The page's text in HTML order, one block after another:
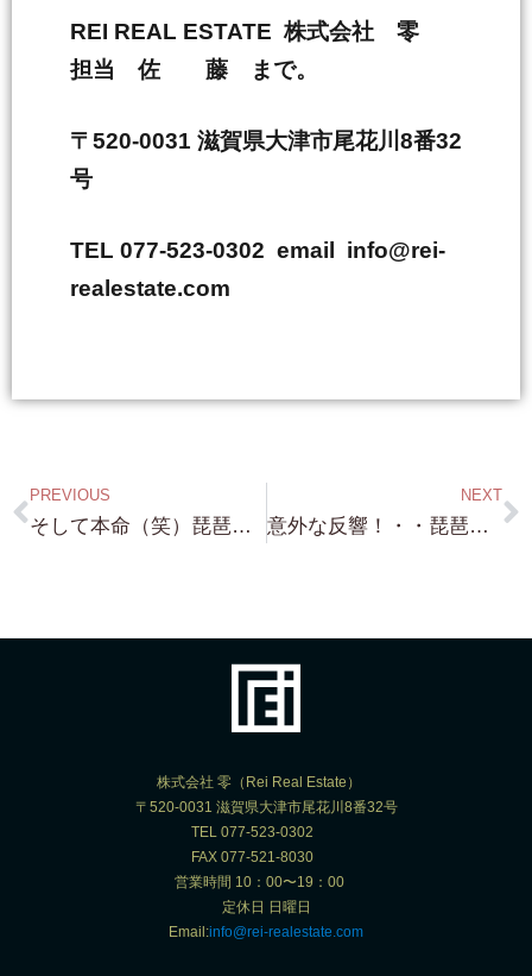
REI REAL ESTATE 株式会社 零
担当 佐 藤 まで。
〒520-0031 滋賀県大津市尾花川8番32
号
TEL 077-523-0302 email info@rei-
realestate.com
PREVIOUS
そして本命（笑）琵琶湖浜付き物件 松の浦水泳場近く 約700坪 更地です！勿論 建物建設可能！
NEXT
意外な反響！・・琵琶湖砂浜徒歩１分！ ジェットスキーや小型ボート置き場に最適な土地 約124坪 家を建てれないのが嘘みたいな立地の物件です！600万円！
株式会社 零（Rei Real Estate）
〒520-0031 滋賀県大津市尾花川8番32号
TEL 077-523-0302
FAX 077-521-8030
営業時間 10：00〜19：00
定休日 日曜日
Email:info@rei-realestate.com